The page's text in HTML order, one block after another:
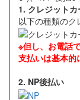
1. クレジットカ
以下の種類のク
※但し、お電話
支払いは基本的
2. NP後払い